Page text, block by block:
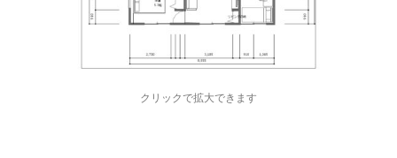
クリックで拡大できます